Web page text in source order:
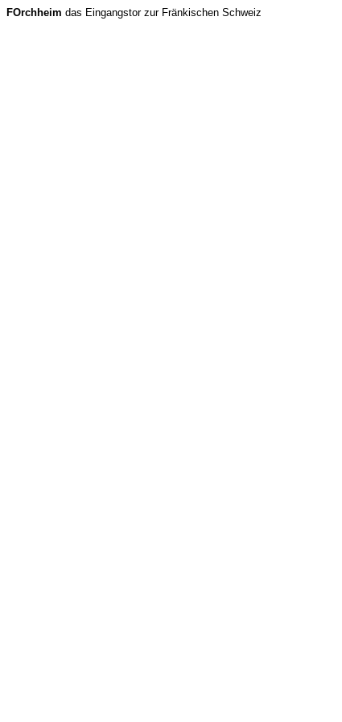
FOrchheim das Eingangstor zur Fränkischen Schweiz